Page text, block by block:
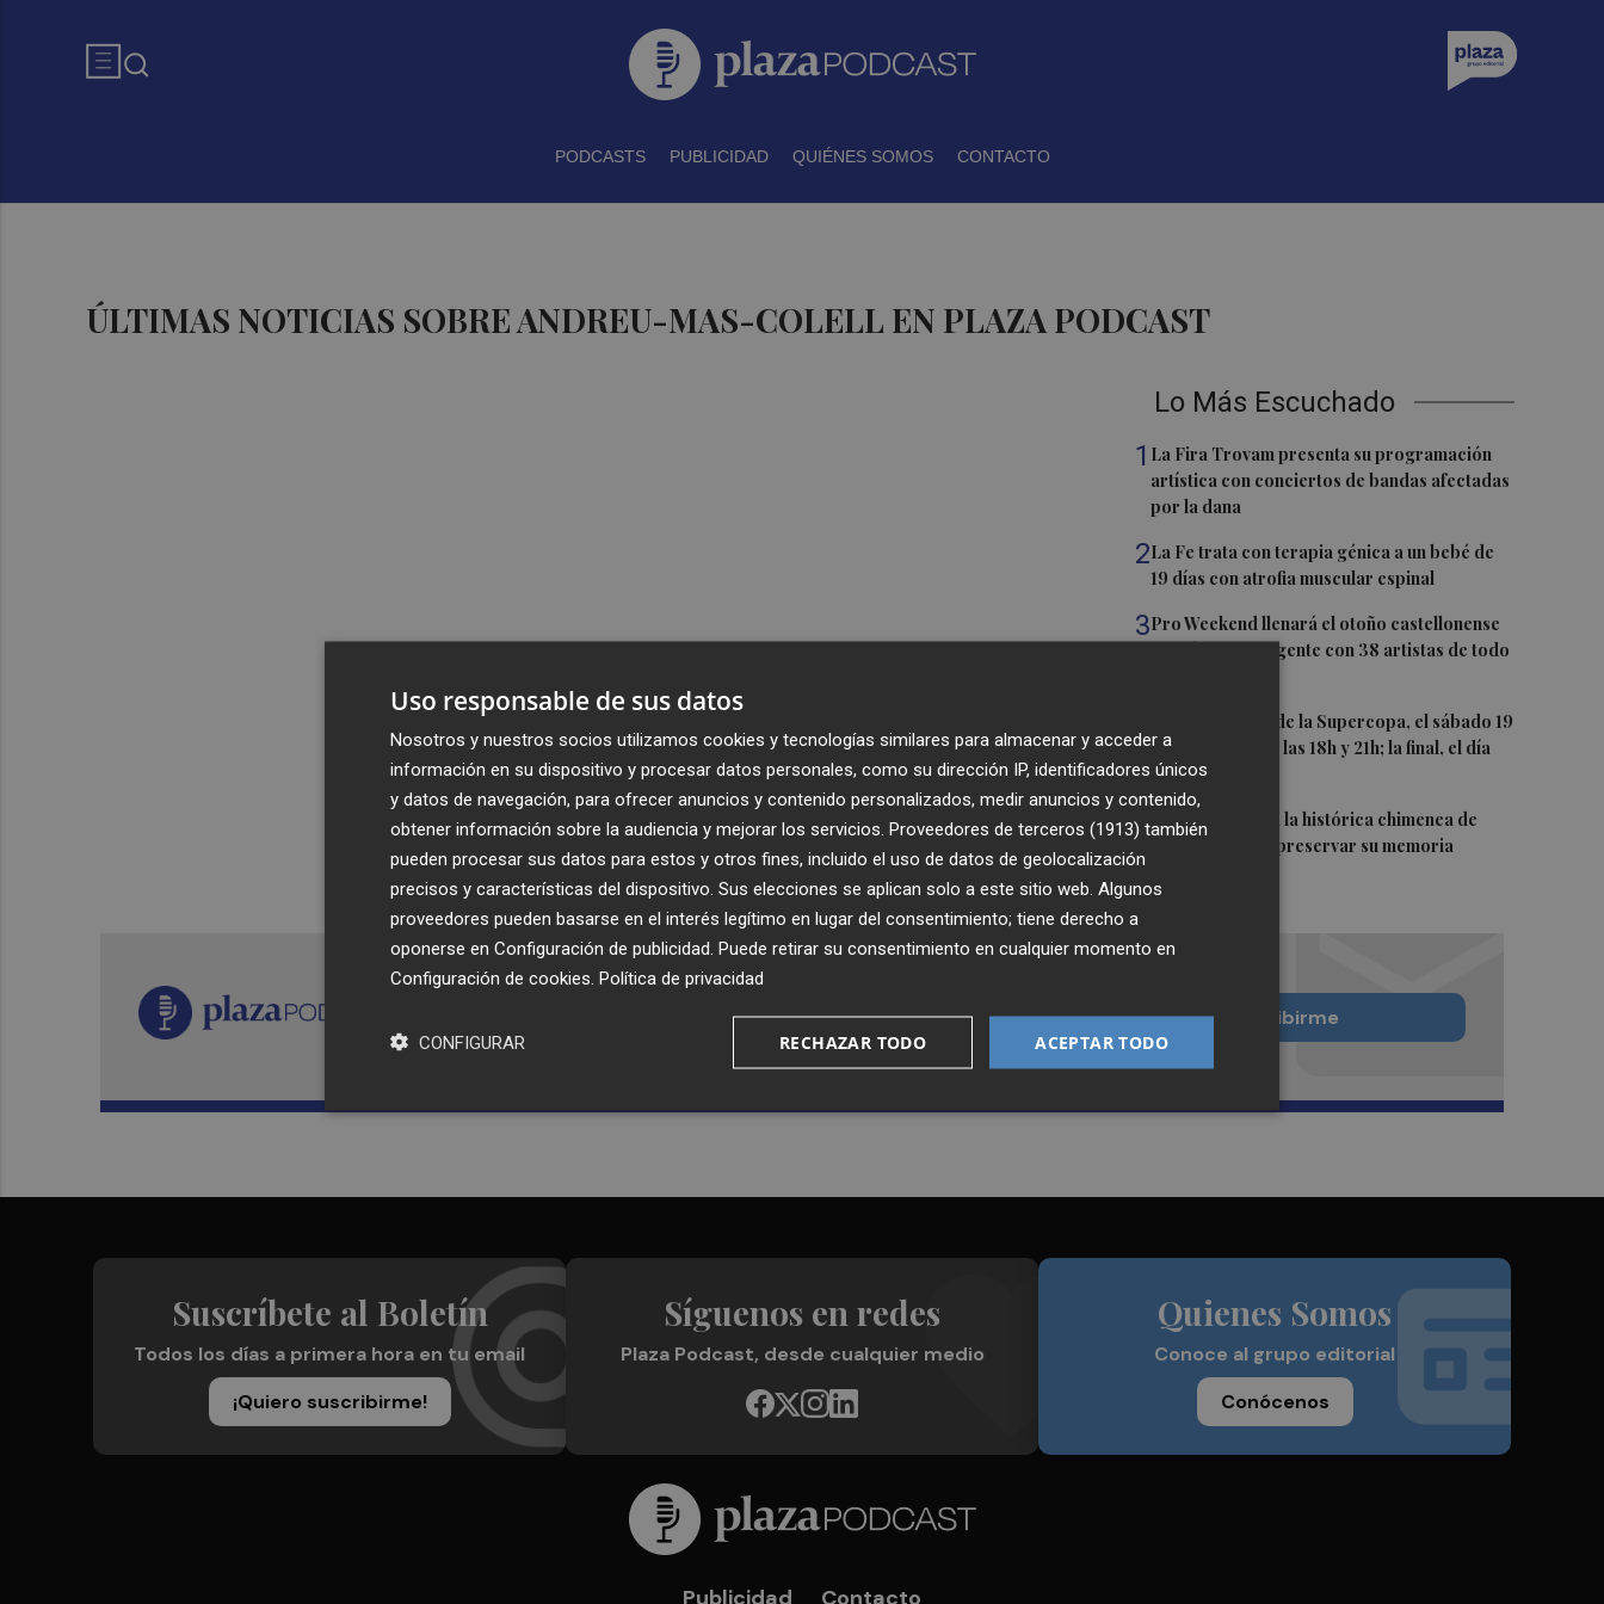
PODCASTS PUBLICIDAD QUIÉNES SOMOS CONTACTO
ÚLTIMAS NOTICIAS SOBRE ANDREU-MAS-COLELL EN PLAZA PODCAST
Lo Más Escuchado
1 La Fira Trovam presenta su programación
artística con conciertos de bandas afectadas
por la dana
2La Fe trata con terapia génica a un bebé de
19 días con atrofia muscular espinal
3Pro Weekend llenará el otoño castellonense
de música emergente con 38 artistas de todo
Las semifinales de la Supercopa, el sábado 19
de septiembre a las 18h y 21h; la final, el día
20 a las 19h
5 Murcia restaura la histórica chimenea de
Algezares para preservar su memoria
Recibe toda la actualidad de
Plaza Podcast en tu correo
Quiero suscribirme
Suscríbete al Boletín
Todos los días a primera hora en tu email
¡Quiero suscribirme!
Síguenos en redes
Plaza Podcast, desde cualquier medio
Quienes Somos
Conoce al grupo editorial
Conócenos
Publicidad Contacto
Uso responsable de sus datos
Nosotros y nuestros socios utilizamos cookies y tecnologías similares para almacenar y acceder a
información en su dispositivo y procesar datos personales, como su dirección IP, identificadores únicos
y datos de navegación, para ofrecer anuncios y contenido personalizados, medir anuncios y contenido,
obtener información sobre la audiencia y mejorar los servicios. Proveedores de terceros (1913) también
pueden procesar sus datos para estos y otros fines, incluido el uso de datos de geolocalización
precisos y características del dispositivo. Sus elecciones se aplican solo a este sitio web. Algunos
proveedores pueden basarse en el interés legítimo en lugar del consentimiento; tiene derecho a
oponerse en Configuración de publicidad . Puede retirar su consentimiento en cualquier momento en
Configuración de cookies Política de privacidad
ACEPTAR TODO
RECHAZAR TODO
CONFIGURAR